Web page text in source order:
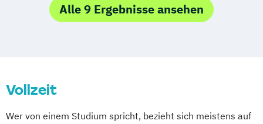
Medien- und Kommuni­kations­management
Strategisches Marketing
Alle 9 Ergebnisse ansehen
Vollzeit
Wer von einem Studium spricht, bezieht sich meistens auf